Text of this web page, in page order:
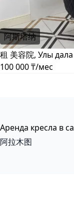
阿斯塔纳
租 美容院, Улы
100 000 ₸/мес
Аренда кресла в
阿拉木图